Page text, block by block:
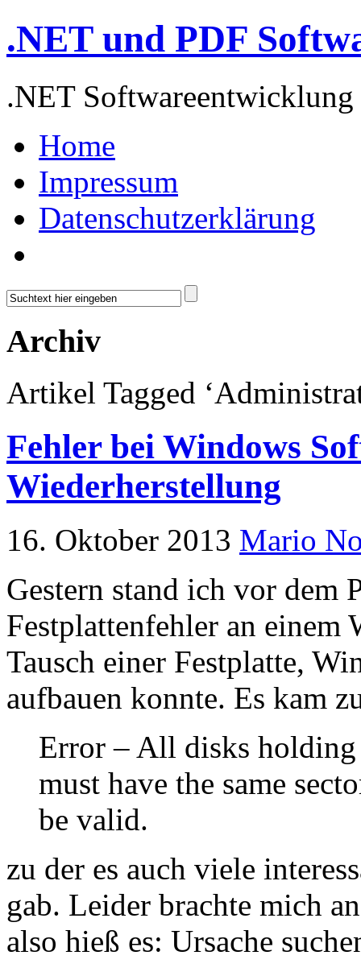
.NET und PDF
.NET
Home
Impressum
Datenschutzerklärung
Archiv
Artikel Tagged
Fehler bei Windows
Wiederherstellung
16. Oktober 2013 Mario
Gestern stand ich vor dem
Festplattenfehler an einem
Tausch einer Festplatte,
aufbauen konnte. Es kam
Error – All disks
must have the same
be valid.
zu der es auch viele
gab. Leider brachte mich
also hieß es: Ursache